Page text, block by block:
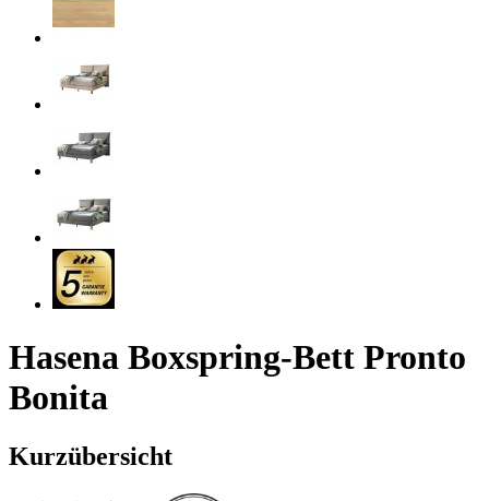
Hasena Boxspring-Bett Pronto
Bonita
Kurzübersicht